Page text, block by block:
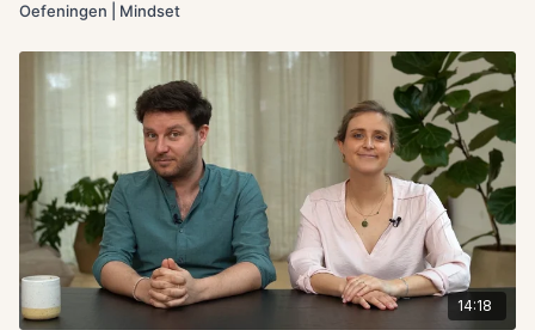
Oefeningen | Mindset
14:18